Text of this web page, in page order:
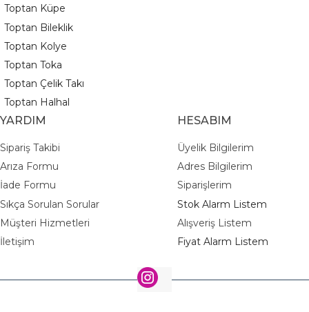
Toptan Küpe
Toptan Bileklik
Toptan Kolye
Toptan Toka
Toptan Çelik Takı
Toptan Halhal
YARDIM
Sipariş Takibi
Arıza Formu
İade Formu
Sıkça Sorulan Sorular
Müşteri Hizmetleri
İletişim
HESABIM
Üyelik Bilgilerim
Adres Bilgilerim
Siparişlerim
Stok Alarm Listem
Alışveriş Listem
Fiyat Alarm Listem